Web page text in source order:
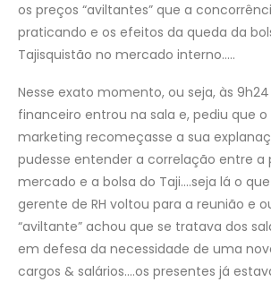
os preços “aviltantes” que a
praticando e os efeitos da queda da
Tajisquistão no mercado interno…..
Nesse exato momento, ou seja, às
financeiro entrou na sala e, pediu que
marketing recomeçasse a sua
pudesse entender a correlação entre a
mercado e a bolsa do Taji….seja lá o
gerente de RH voltou para a reunião e
“aviltante” achou que se tratava dos
em defesa da necessidade de uma
cargos & salários….os presentes já